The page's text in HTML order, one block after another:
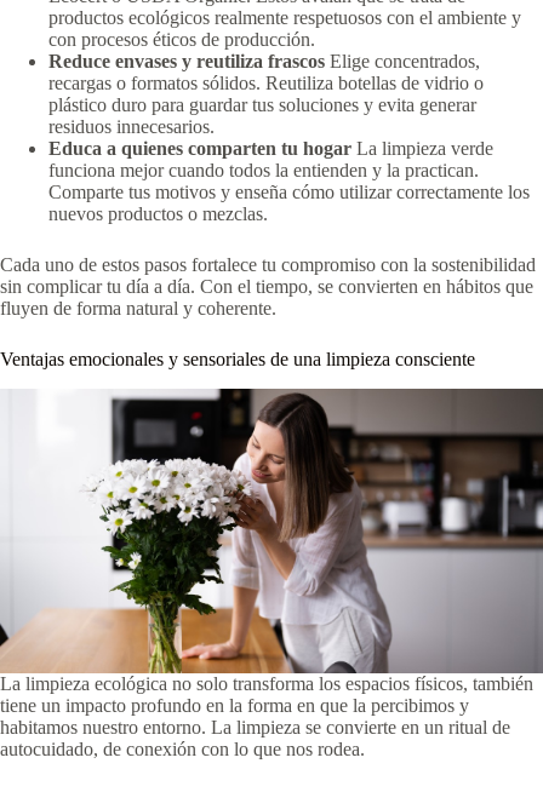
productos ecológicos realmente respetuosos con el ambiente y
con procesos éticos de producción.
Reduce envases y reutiliza frascos Elige concentrados,
recargas o formatos sólidos. Reutiliza botellas de vidrio o
plástico duro para guardar tus soluciones y evita generar
residuos innecesarios.
Educa a quienes comparten tu hogar La limpieza verde
funciona mejor cuando todos la entienden y la practican.
Comparte tus motivos y enseña cómo utilizar correctamente los
nuevos productos o mezclas.
Cada uno de estos pasos fortalece tu compromiso con la sostenibilidad
sin complicar tu día a día. Con el tiempo, se convierten en hábitos que
fluyen de forma natural y coherente.
Ventajas emocionales y sensoriales de una limpieza consciente
La limpieza ecológica no solo transforma los espacios físicos, también
tiene un impacto profundo en la forma en que la percibimos y
habitamos nuestro entorno. La limpieza se convierte en un ritual de
autocuidado, de conexión con lo que nos rodea.